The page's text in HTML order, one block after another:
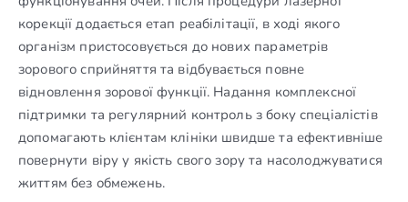
корекції додається етап реабілітації, в ході якого
організм пристосовується до нових параметрів
зорового сприйняття та відбувається повне
відновлення зорової функції. Надання комплексної
підтримки та регулярний контроль з боку спеціалістів
допомагають клієнтам клініки швидше та ефективніше
повернути віру у якість свого зору та насолоджуватися
життям без обмежень.